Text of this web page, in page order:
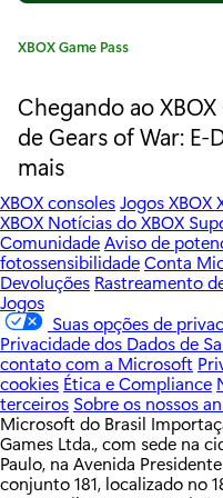
C
e
g
o
i
a
:
XBOX Game Pass
Chegando ao
de Gears of War:
mais
XBOX consolesJogos XBOX
XBOX Notícias do XBOX
ComunidadeAviso de
fotossensibilidadeConta
Devoluções Rastreamento
Jogos
Suas opções de
Privacidade dos Dados de
contato com a Microsoft
cookies Ética e Compliance
terceiros Sobre os nossos
Microsoft do Brasil
Games Ltda., com sede na
Paulo, na Avenida
conjunto 181, localizado no